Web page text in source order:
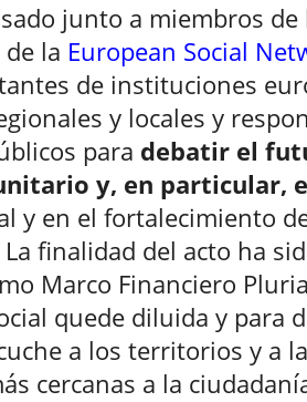
junto a miembros de
la European Social
de instituciones
y locales y
para debatir el
y, en particular,
y en el fortalecimiento
La finalidad del acto ha
Marco Financiero
quede diluida y para
a los territorios y a
cercanas a la